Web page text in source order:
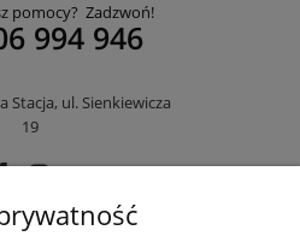
pomocy? Zadzwoń!
994 946
Stacja, ul. Sienkiewicza
19